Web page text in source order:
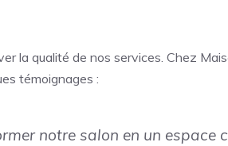
la qualité de nos services. Chez
témoignages :
notre salon en un espace